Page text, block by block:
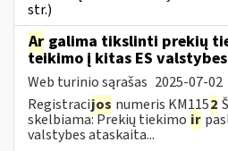
str.)
Ar galima tikslinti prekių
teikimo į kitas ES
Web turinio sąrašas 2025-07-02
Registracijos numeris KM1152
skelbiama: Prekių tiekimo ir
valstybes ataskaita...